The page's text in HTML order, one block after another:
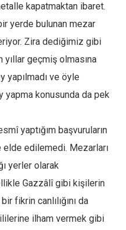
kapatmaktan ibaret.
yerde bulunan mezar
Zira dediğimiz gibi
yıllar geçmiş olmasına
yapılmadı ve öyle
yapma konusunda da pek
yaptığım başvuruların
edilemedi. Mezarları
yerler olarak
Gazzâlî gibi kişilerin
fikrin canlılığını da
ilham vermek gibi